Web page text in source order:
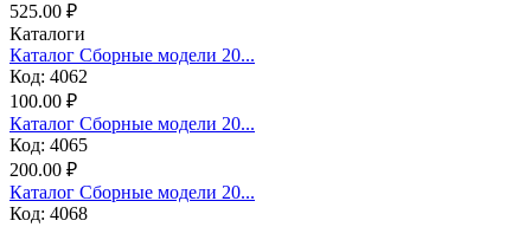
525.00 ₽
Каталоги
Каталог Сборные модели 20...
Код: 4062
100.00 ₽
Каталог Сборные модели 20...
Код: 4065
200.00 ₽
Каталог Сборные модели 20...
Код: 4068